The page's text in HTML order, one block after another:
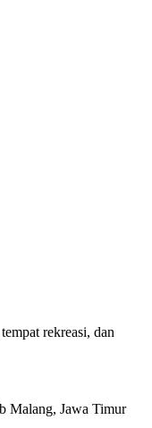
rekreasi, dan
Malang, Jawa Timur